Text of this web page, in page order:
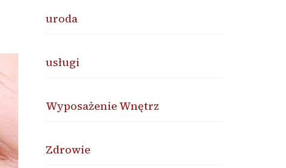
uroda
usługi
Wyposażenie Wnętrz
Zdrowie